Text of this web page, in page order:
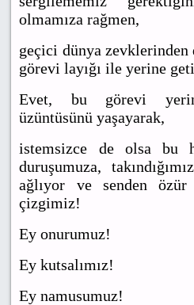
olmamıza rağmen,
geçici dünya zevklerinden
görevi layığı ile yerine
Evet, bu görevi
üzüntüsünü yaşayarak,
istemsizce de olsa bu
duruşumuza,
ağlıyor ve senden
çizgimiz!
Ey onurumuz!
Ey kutsalımız!
Ey namusumuz!